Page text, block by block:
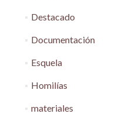
Destacado
Documentación
Esquela
Homilías
materiales